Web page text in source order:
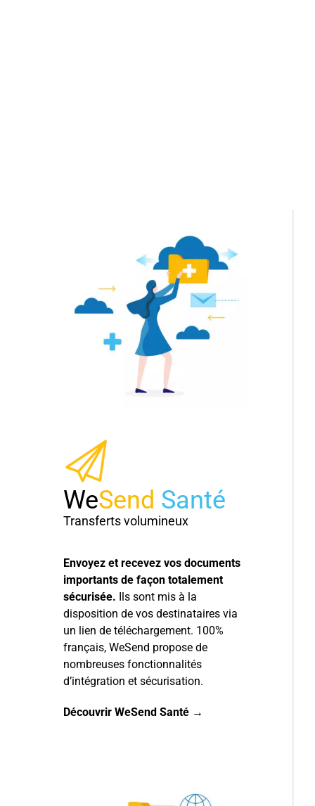
WeSend Santé
Transferts volumineux
Envoyez et recevez vos documents
importants de façon totalement
sécurisée. Ils sont mis à la
disposition de vos destinataires via
un lien de téléchargement. 100%
français, WeSend propose de
nombreuses fonctionnalités
d’intégration et sécurisation.
Découvrir WeSend Santé →